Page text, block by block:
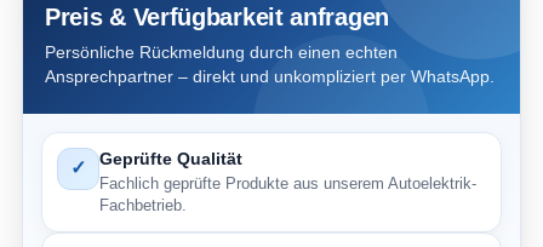
Preis & Verfügbarkeit anfragen
Persönliche Rückmeldung durch einen echten
Ansprechpartner – direkt und unkompliziert per WhatsApp.
✓ Geprüfte Qualität
Fachlich geprüfte Produkte aus unserem Autoelektrik-
Fachbetrieb.